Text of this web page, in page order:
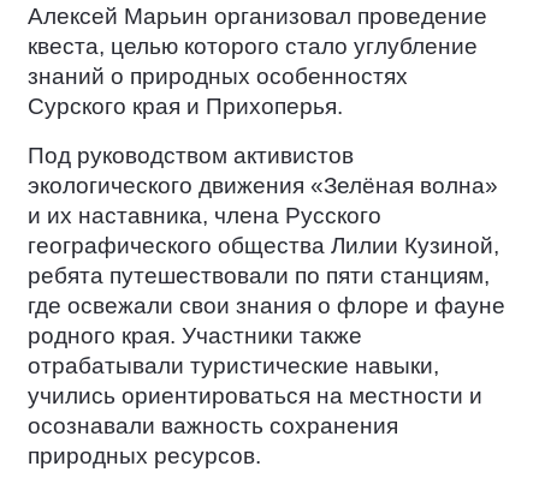
Алексей Марьин организовал проведение
квеста, целью которого стало углубление
знаний о природных особенностях
Сурского края и Прихоперья.
Под руководством активистов
экологического движения «Зелёная волна»
и их наставника, члена Русского
географического общества Лилии Кузиной,
ребята путешествовали по пяти станциям,
где освежали свои знания о флоре и фауне
родного края. Участники также
отрабатывали туристические навыки,
учились ориентироваться на местности и
осознавали важность сохранения
природных ресурсов.